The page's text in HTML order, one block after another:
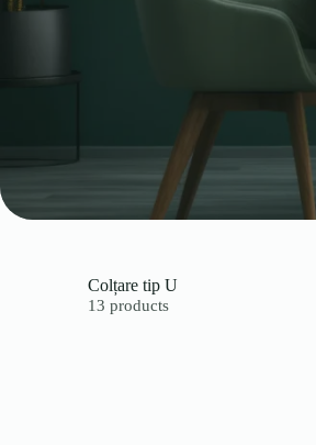
Colțare tip U
13 products